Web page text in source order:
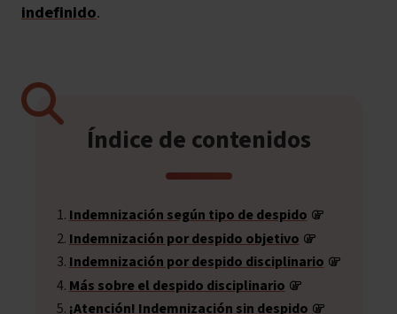
indefinido.
Índice de contenidos
Indemnización según tipo de despido
Indemnización por despido objetivo
Indemnización por despido disciplinario
Más sobre el despido disciplinario
¡Atención! Indemnización sin despido